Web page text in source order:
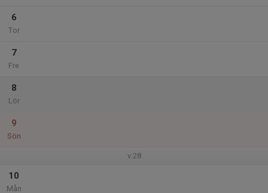
6
Tor
7
Fre
8
Lör
9
Sön
v.28
10
Mån